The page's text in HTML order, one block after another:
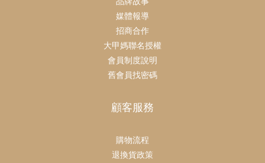
媒體報導
招商合作
大甲媽聯名授權
會員制度說明
舊會員找密碼
顧客服務
購物流程
退換貨政策